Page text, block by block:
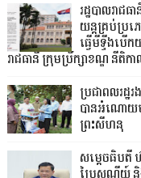
រដ្ឋបាលរា
យន្តគ្រប់ប្រ
ធ្វើមីទ្ទីងបើ
រាជធានី ក្រុមប្រឹក្សាខណ្ឌ នីតិក
ប្រជាពលរដ្ឋ
បានអំណោយម
ព្រះសីហនុ
សម្តេចធិបតី